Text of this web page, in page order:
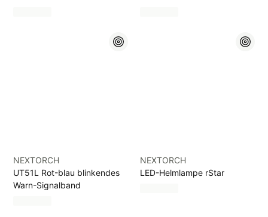
NEXTORCH
UT51L Rot-blau blinkendes
Warn-Signalband
NEXTORCH
LED-Helmlampe rStar